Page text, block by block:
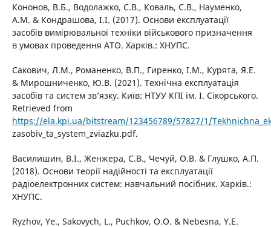
Кононов, В.Б., Водолажко, С.В., Коваль, С.В., Науменко,
А.М. & Кондрашова, І.І. (2017). Основи експлуатації
засобів вимірювальної техніки військового призначення
в умовах проведення АТО. Харків.: ХНУПС.
Сакович, Л.М., Романенко, В.П., Гиренко, І.М., Курята, Я.Е.
& Мирошниченко, Ю.В. (2021). Технічна експлуатація
засобів та систем зв’язку. Київ: НТУУ КПІ ім. І. Сікорського.
Retrieved from
https://ela.kpi.ua/bitstream/123456789/57827/1/
zasobiv_ta_system_zviazku.pdf.
Василишин, В.І., Женжера, С.В., Чечуй, О.В. & Глушко, А.П.
(2018). Основи теорії надійності та експлуатації
радіоелектронних систем: навчальний посібник. Харків.:
ХНУПС.
Ryzhov, Ye., Sakovych, L., Puchkov, O.O. & Nebesna, Y.E.